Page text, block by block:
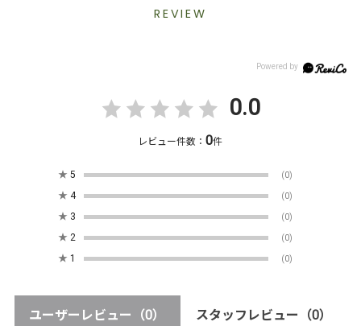
REVIEW
0.0
レビュー件数：0件
★ 5 (0)
★ 4 (0)
★ 3 (0)
★ 2 (0)
★ 1 (0)
ユーザーレビュー （0） スタッフレビュー （0）